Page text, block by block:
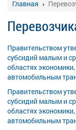
Главная
Правительством
субсидий малым и
областях
автомобильным
Правительством
субсидий малым и
областях
автомобильным